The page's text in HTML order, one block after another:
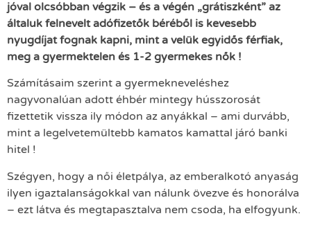
jóval olcsóbban végzik – és a végén „grátiszként” az
általuk felnevelt adófizetők béréből is kevesebb
nyugdíjat fognak kapni, mint a velük egyidős férfiak,
meg a gyermektelen és 1-2 gyermekes nők !
Számításaim szerint a gyermekneveléshez
nagyvonalúan adott éhbér mintegy hússzorosát
fizettetik vissza ily módon az anyákkal – ami durvább,
mint a legelvetemültebb kamatos kamattal járó banki
hitel !
Szégyen, hogy a női életpálya, az emberalkotó anyaság
ilyen igaztalanságokkal van nálunk övezve és honorálva
– ezt látva és megtapasztalva nem csoda, ha elfogyunk.